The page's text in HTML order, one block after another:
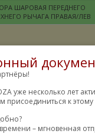
ШАРОВАЯ ПЕРЕДНЕГО
РЫЧАГА ПРАВАЯ/ЛЕВ
уже несколько лет
присоединиться к
– мгновенная